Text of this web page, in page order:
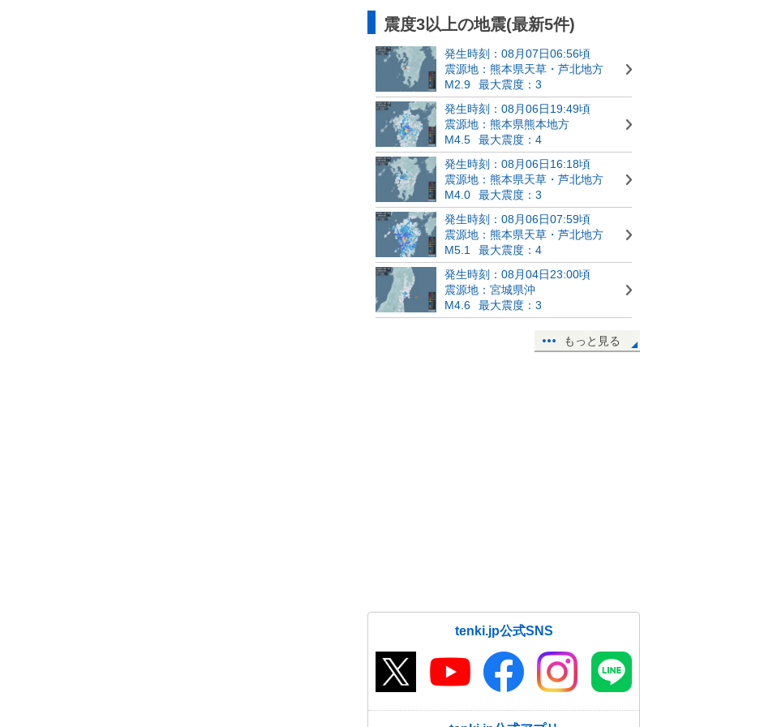
震度3以上の地震(最新5件)
発生時刻：08月07日06:56頃
震源地：熊本県天草・芦北地方
M2.9
最大震度：3
発生時刻：08月06日19:49頃
震源地：熊本県熊本地方
M4.5
最大震度：4
発生時刻：08月06日16:18頃
震源地：熊本県天草・芦北地方
M4.0
最大震度：3
発生時刻：08月06日07:59頃
震源地：熊本県天草・芦北地方
M5.1
最大震度：4
発生時刻：08月04日23:00頃
震源地：宮城県沖
M4.6
最大震度：3
もっと見る
tenki.jp公式SNS